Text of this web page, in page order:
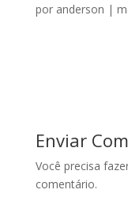
por anderson |
Enviar
Você precisa
comentário.